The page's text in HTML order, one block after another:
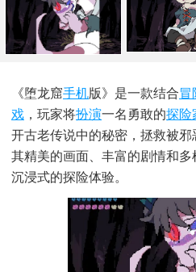
《堕龙窟手机版》是一款结合冒
戏 ，玩家将扮演一名勇敢的探险
开古老传说中的秘密，拯救被邪
其精美的画面、丰富的剧情和
沉浸式的探险体验。